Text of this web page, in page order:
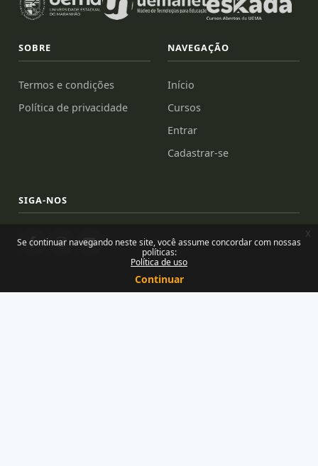
Se continuar navegando neste site, você assume concordar com nossas
políticas:
Política de uso
Continuar
x
SOBRE
Termos e condições
Política de privacidade
NAVEGAÇÃO
Início
Cursos
Entrar
Cadastrar-se
SIGA-NOS